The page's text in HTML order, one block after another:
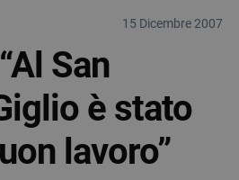
15 Dicembre 2007
San
è stato
lavoro”